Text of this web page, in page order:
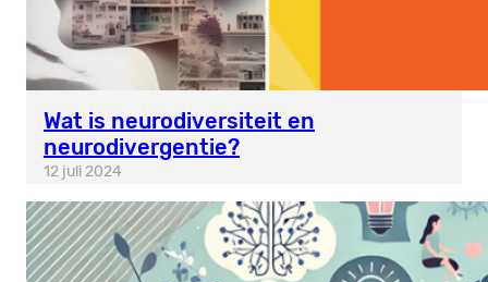
Wat is neurodiversiteit en
neurodivergentie?
12 juli 2024